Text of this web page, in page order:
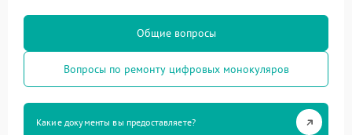
Общие вопросы
Вопросы по ремонту цифровых монокуляров
Какие документы вы предоставляете?